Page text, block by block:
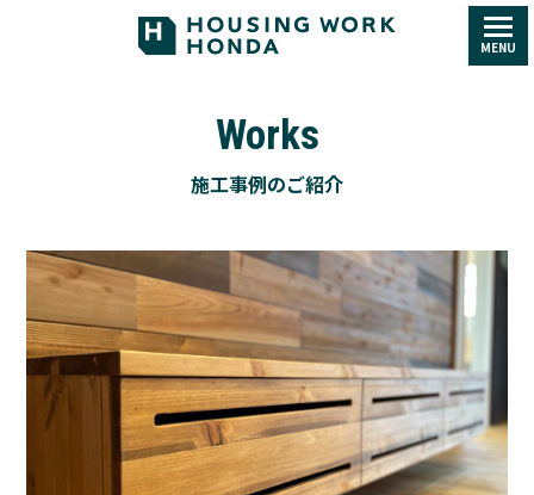
MENU
Works
施工事例のご紹介